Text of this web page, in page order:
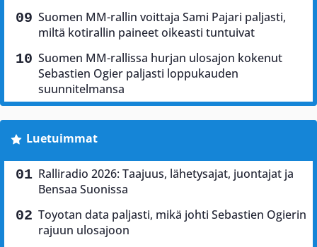
Suomen MM-rallin voittaja Sami Pajari paljasti,
miltä kotirallin paineet oikeasti tuntuivat
Suomen MM-rallissa hurjan ulosajon kokenut
Sebastien Ogier paljasti loppukauden
suunnitelmansa
Luetuimmat
Ralliradio 2026: Taajuus, lähetysajat, juontajat ja
Bensaa Suonissa
Toyotan data paljasti, mikä johti Sebastien Ogierin
rajuun ulosajoon